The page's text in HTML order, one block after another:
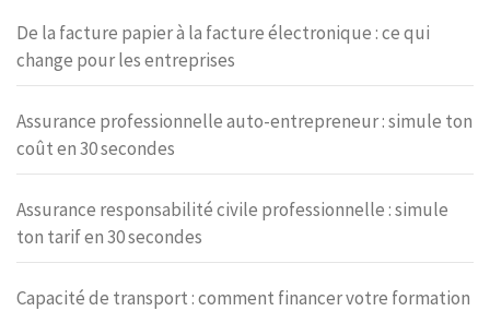
De la facture papier à la facture électronique : ce qui
change pour les entreprises
Assurance professionnelle auto-entrepreneur : simule ton
coût en 30 secondes
Assurance responsabilité civile professionnelle : simule
ton tarif en 30 secondes
Capacité de transport : comment financer votre formation